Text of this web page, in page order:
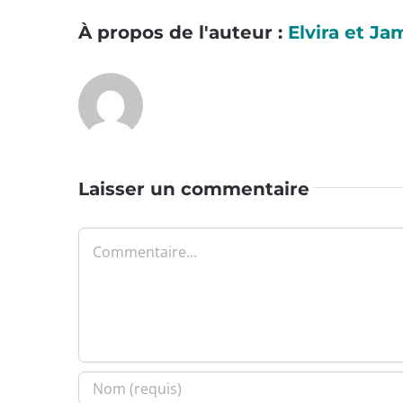
À propos de l'auteur : Elvira et
Laisser un commentaire